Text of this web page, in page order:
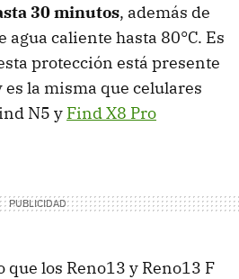
30 minutos, además de
caliente hasta 80°C. Es
protección está presente
la misma que celulares
N5 y Find X8 Pro
que los Reno13 y Reno13 F